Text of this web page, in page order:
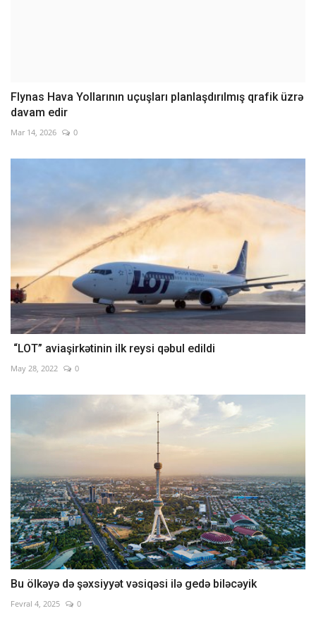
Flynas Hava Yollarının uçuşları planlaşdırılmış qrafik üzrə
davam edir
Mar 14, 2026 0
“LOT” aviaşirkətinin ilk reysi qəbul edildi
May 28, 2022 0
Bu ölkəyə də şəxsiyyət vəsiqəsi ilə gedə biləcəyik
Fevral 4, 2025 0